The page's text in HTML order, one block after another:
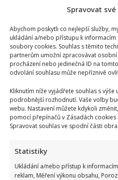
Spravovat
Abychom poskytli co nejlepší služby,
ukládání a/nebo přístupu k
soubory cookies. Souhlas s těmito
partnerům umožní zpracovávat
procházení nebo jedinečná ID na
odvolání souhlasu může nepříznivě
Kliknutím níže vyjádřete souhlas s
podrobnější rozhodnutí. Vaše volby
webu. Nastavení můžete kdykoli
pomocí přepínačů v Zásadách
Spravovat souhlas ve spodní části
Statistiky
Ukládání a/nebo přístup k
reklam, Měření výkonu obsahu,
je přiřadit 10/10 výroků ke
Autor: František Zahradníček
7. 8. 2026